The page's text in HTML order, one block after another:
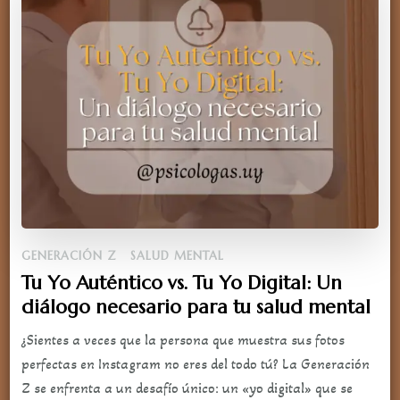
GENERACIÓN Z SALUD MENTAL
Tu Yo Auténtico vs. Tu Yo Digital: Un
diálogo necesario para tu salud mental
¿Sientes a veces que la persona que muestra sus fotos
perfectas en Instagram no eres del todo tú? La Generación
Z se enfrenta a un desafío único: un «yo digital» que se